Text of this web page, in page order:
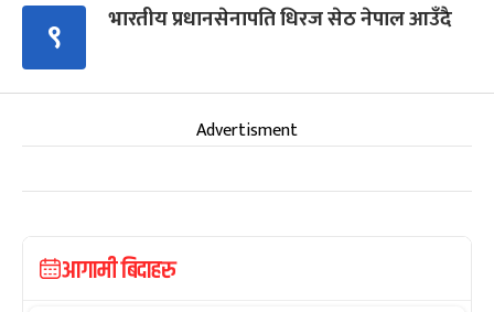
९ भारतीय प्रधानसेनापति धिरज सेठ नेपाल आउँदै
Advertisment
आगामी बिदाहरु